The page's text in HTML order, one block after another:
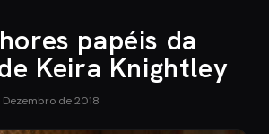
papéis da
Keira Knightley
de 2018